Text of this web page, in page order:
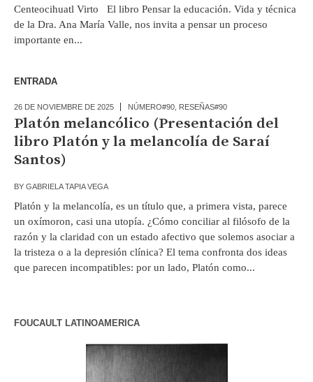
Centeocihuatl Virto El libro Pensar la educación. Vida y técnica
de la Dra. Ana María Valle, nos invita a pensar un proceso
importante en...
ENTRADA
26 DE NOVIEMBRE DE 2025 NÚMERO#90 RESEÑAS#90
Platón melancólico (Presentación del
libro Platón y la melancolía de Saraí
Santos)
BY GABRIELA TAPIA VEGA
Platón y la melancolía, es un título que, a primera vista, parece
un oxímoron, casi una utopía. ¿Cómo conciliar al filósofo de la
razón y la claridad con un estado afectivo que solemos asociar a
la tristeza o a la depresión clínica? El tema confronta dos ideas
que parecen incompatibles: por un lado, Platón como...
FOUCAULT LATINOAMERICA